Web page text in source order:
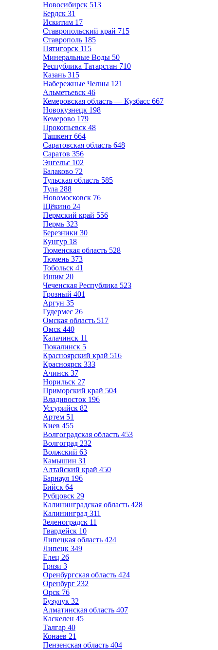
Новосибирск 513
Бердск 31
Искитим 17
Ставропольский край 715
Ставрополь 185
Пятигорск 115
Минеральные Воды 50
Республика Татарстан 710
Казань 315
Набережные Челны 121
Альметьевск 46
Кемеровская область — Кузбасс 667
Новокузнецк 198
Кемерово 179
Прокопьевск 48
Ташкент 664
Саратовская область 648
Саратов 356
Энгельс 102
Балаково 72
Тульская область 585
Тула 288
Новомосковск 76
Щёкино 24
Пермский край 556
Пермь 323
Березники 30
Кунгур 18
Тюменская область 528
Тюмень 373
Тобольск 41
Ишим 20
Чеченская Республика 523
Грозный 401
Аргун 35
Гудермес 26
Омская область 517
Омск 440
Калачинск 11
Тюкалинск 5
Красноярский край 516
Красноярск 333
Ачинск 37
Норильск 27
Приморский край 504
Владивосток 196
Уссурийск 82
Артем 51
Киев 455
Волгоградская область 453
Волгоград 232
Волжский 63
Камышин 31
Алтайский край 450
Барнаул 196
Бийск 64
Рубцовск 29
Калининградская область 428
Калининград 311
Зеленоградск 11
Гвардейск 10
Липецкая область 424
Липецк 349
Елец 26
Грязи 3
Оренбургская область 424
Оренбург 232
Орск 76
Бузулук 32
Алматинская область 407
Каскелен 45
Талгар 40
Конаев 21
Пензенская область 404